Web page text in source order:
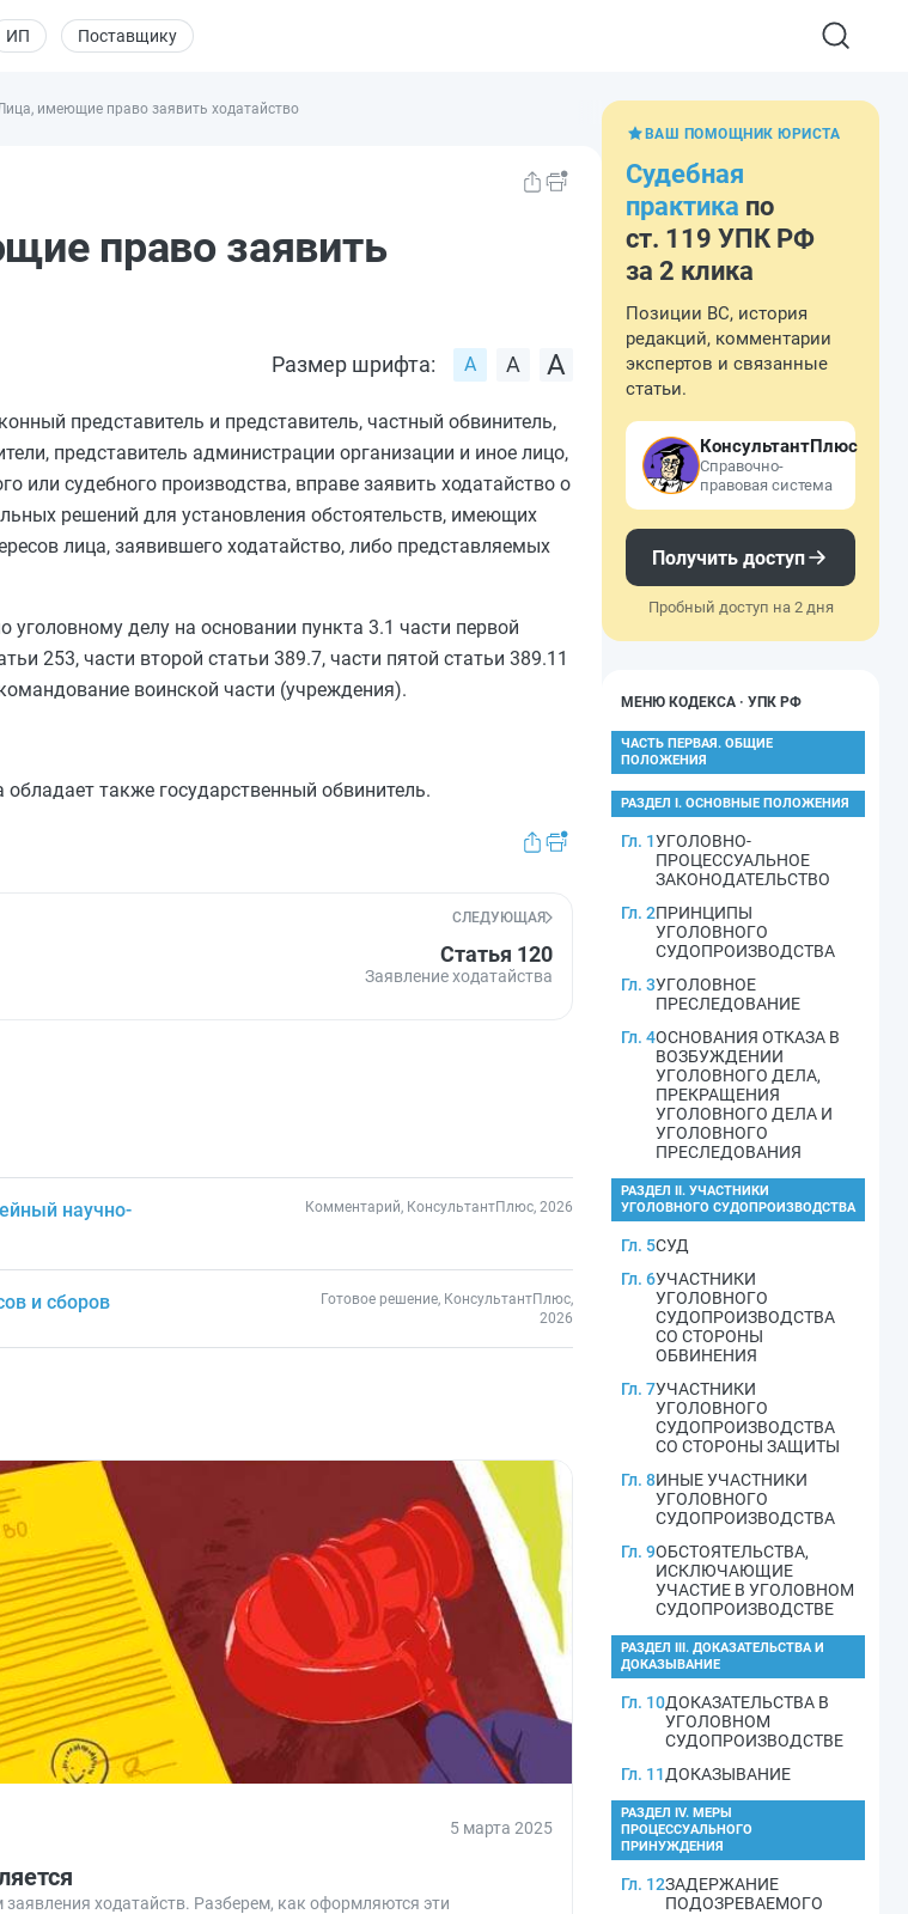
ИП Поставщику
имеющие право заявить ходатайство
право заявить
Размер шрифта:
представитель и представитель, частный обвинитель,
представитель администрации организации и иное лицо,
или судебного производства, вправе заявить ходатайство о
решений для установления обстоятельств, имеющих
лица, заявившего ходатайство, либо представляемых
уголовному делу на основании пункта 3.1 части первой
253, части второй статьи 389.7, части пятой статьи 389.11
воинской части (учреждения).
также государственный обвинитель.
СЛЕДУЮЩАЯ
Статья 120
Заявление ходатайства
научно-
Комментарий, КонсультантПлюс, 2026
и сборов
Готовое решение, КонсультантПлюс,
2026
5 марта 2025
ходатайств. Разберем, как оформляются эти
ВАШ ПОМОЩНИК ЮРИСТА
Судебная
практика по
ст. 119 УПК РФ
за 2 клика
Позиции ВС, история
редакций, комментарии
экспертов и связанные
статьи.
КонсультантПлюс
Справочно-
правовая система
Получить доступ
Пробный доступ на 2 дня
МЕНЮ КОДЕКСА · УПК РФ
ЧАСТЬ ПЕРВАЯ. ОБЩИЕ
ПОЛОЖЕНИЯ
РАЗДЕЛ I. ОСНОВНЫЕ ПОЛОЖЕНИЯ
Гл. 1УГОЛОВНО-
ПРОЦЕССУАЛЬНОЕ
ЗАКОНОДАТЕЛЬСТВО
Гл. 2ПРИНЦИПЫ
УГОЛОВНОГО
СУДОПРОИЗВОДСТВА
Гл. 3УГОЛОВНОЕ
ПРЕСЛЕДОВАНИЕ
Гл. 4ОСНОВАНИЯ ОТКАЗА В
ВОЗБУЖДЕНИИ
УГОЛОВНОГО ДЕЛА,
ПРЕКРАЩЕНИЯ
УГОЛОВНОГО ДЕЛА И
УГОЛОВНОГО
ПРЕСЛЕДОВАНИЯ
РАЗДЕЛ II. УЧАСТНИКИ
УГОЛОВНОГО СУДОПРОИЗВОДСТВА
Гл. 5СУД
Гл. 6УЧАСТНИКИ
УГОЛОВНОГО
СУДОПРОИЗВОДСТВА
СО СТОРОНЫ
ОБВИНЕНИЯ
Гл. 7УЧАСТНИКИ
УГОЛОВНОГО
СУДОПРОИЗВОДСТВА
СО СТОРОНЫ ЗАЩИТЫ
Гл. 8ИНЫЕ УЧАСТНИКИ
УГОЛОВНОГО
СУДОПРОИЗВОДСТВА
Гл. 9ОБСТОЯТЕЛЬСТВА,
ИСКЛЮЧАЮЩИЕ
УЧАСТИЕ В УГОЛОВНОМ
СУДОПРОИЗВОДСТВЕ
РАЗДЕЛ III. ДОКАЗАТЕЛЬСТВА И
ДОКАЗЫВАНИЕ
Гл. 10ДОКАЗАТЕЛЬСТВА В
УГОЛОВНОМ
СУДОПРОИЗВОДСТВЕ
Гл. 11ДОКАЗЫВАНИЕ
РАЗДЕЛ IV. МЕРЫ
ПРОЦЕССУАЛЬНОГО
ПРИНУЖДЕНИЯ
Гл. 12ЗАДЕРЖАНИЕ
ПОДОЗРЕВАЕМОГО